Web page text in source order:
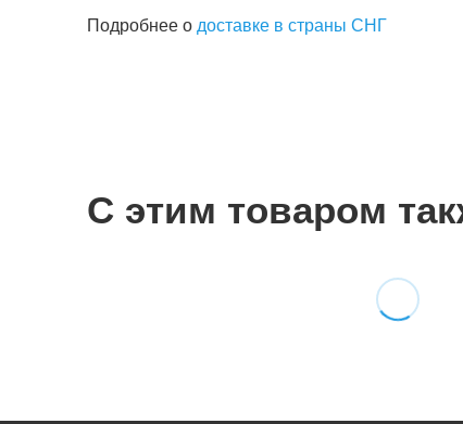
Подробнее о доставке в страны СНГ
С этим товаром